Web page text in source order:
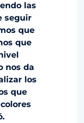
las
seguir
que
que
nos da
los
que